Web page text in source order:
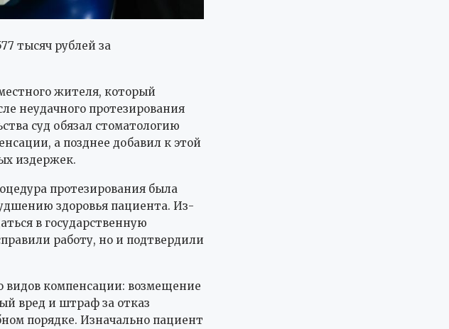
тысяч рублей за
жителя, который
неудачного протезирования
суд обязал стоматологию
а позднее добавил к этой
издержек.
протезирования была
здоровья пациента. Из-
в государственную
работу, но и подтвердили
компенсации: возмещение
вред и штраф за отказ
порядке. Изначально пациент